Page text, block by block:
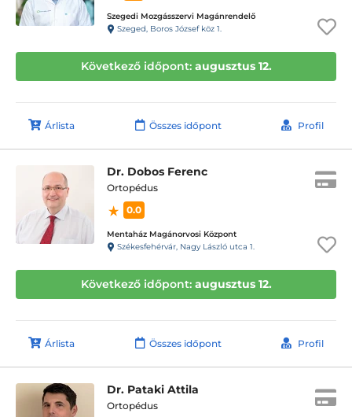
Szegedi Mozgásszervi Magánrendelő
Szeged, Boros József köz 1.
Következő időpont: augusztus 12.
Árlista Összes időpont Profil
Dr. Dobos Ferenc
Ortopédus
0.0
Mentaház Magánorvosi Központ
Székesfehérvár, Nagy László utca 1.
Következő időpont: augusztus 12.
Árlista Összes időpont Profil
Dr. Pataki Attila
Ortopédus